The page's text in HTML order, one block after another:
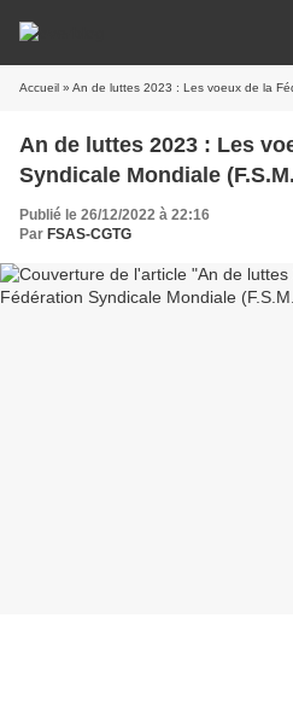
Accueil » An de luttes 2023 : Les voeux de la
An de luttes 2023 : Les
Syndicale Mondiale
Publié le 26/12/2022 à 22:16
Par FSAS-CGTG